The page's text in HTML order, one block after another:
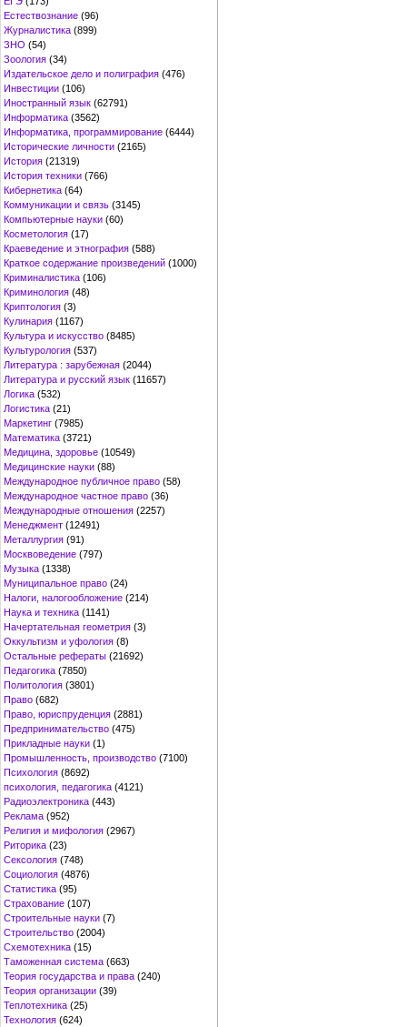
Естествознание (96)
Журналистика (899)
ЗНО (54)
Зоология (34)
Издательское дело и полиграфия (476)
Инвестиции (106)
Иностранный язык (62791)
Информатика (3562)
Информатика, программирование (6444)
Исторические личности (2165)
История (21319)
История техники (766)
Кибернетика (64)
Коммуникации и связь (3145)
Компьютерные науки (60)
Косметология (17)
Краеведение и этнография (588)
Краткое содержание произведений (1000)
Криминалистика (106)
Криминология (48)
Криптология (3)
Кулинария (1167)
Культура и искусство (8485)
Культурология (537)
Литература : зарубежная (2044)
Литература и русский язык (11657)
Логика (532)
Логистика (21)
Маркетинг (7985)
Математика (3721)
Медицина, здоровье (10549)
Медицинские науки (88)
Международное публичное право (58)
Международное частное право (36)
Международные отношения (2257)
Менеджмент (12491)
Металлургия (91)
Москвоведение (797)
Музыка (1338)
Муниципальное право (24)
Налоги, налогообложение (214)
Наука и техника (1141)
Начертательная геометрия (3)
Оккультизм и уфология (8)
Остальные рефераты (21692)
Педагогика (7850)
Политология (3801)
Право (682)
Право, юриспруденция (2881)
Предпринимательство (475)
Прикладные науки (1)
Промышленность, производство (7100)
Психология (8692)
психология, педагогика (4121)
Радиоэлектроника (443)
Реклама (952)
Религия и мифология (2967)
Риторика (23)
Сексология (748)
Социология (4876)
Статистика (95)
Страхование (107)
Строительные науки (7)
Строительство (2004)
Схемотехника (15)
Таможенная система (663)
Теория государства и права (240)
Теория организации (39)
Теплотехника (25)
Технология (624)